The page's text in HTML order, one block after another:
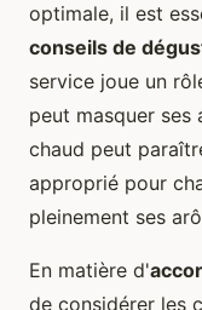
optimale, il est
conseils de
service joue un
peut masquer ses
chaud peut
approprié pour
pleinement ses
En matière d'
de considérer les